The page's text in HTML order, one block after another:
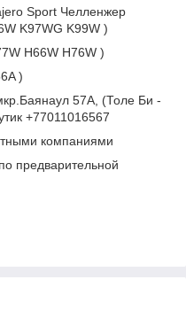
Sport Челленжер
K97WG K99W )
H66W H76W )
)
57А, (Толе Би -
+77011016567
компаниями
предварительной